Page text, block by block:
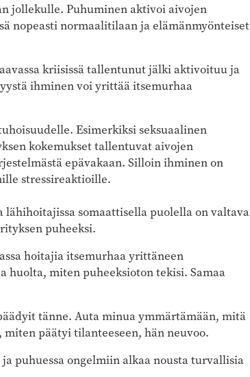
jollekulle. Puhuminen aktivoi aivojen
nopeasti normaalitilaan ja elämänmyönteiset
kriisissä tallentunut jälki aktivoituu ja
ihminen voi yrittää itsemurhaa
Esimerkiksi seksuaalinen
kokemukset tallentuvat aivojen
epävakaan. Silloin ihminen on
stressireaktioille.
lähihoitajissa somaattisella puolella on valtava
puheeksi.
hoitajia itsemurhaa yrittäneen
huolta, miten puheeksioton tekisi. Samaa
tänne. Auta minua ymmärtämään, mitä
päätyi tilanteeseen, hän neuvoo.
puhuessa ongelmiin alkaa nousta turvallisia